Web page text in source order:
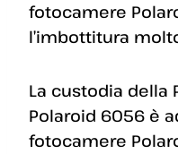
fotocamere
l’imbottitura
La custodia della
Polaroid 6056 è
fotocamere